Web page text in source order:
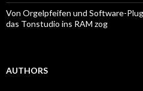
Von Orgelpfeifen und Software-
das Tonstudio ins RAM zog
AUTHORS